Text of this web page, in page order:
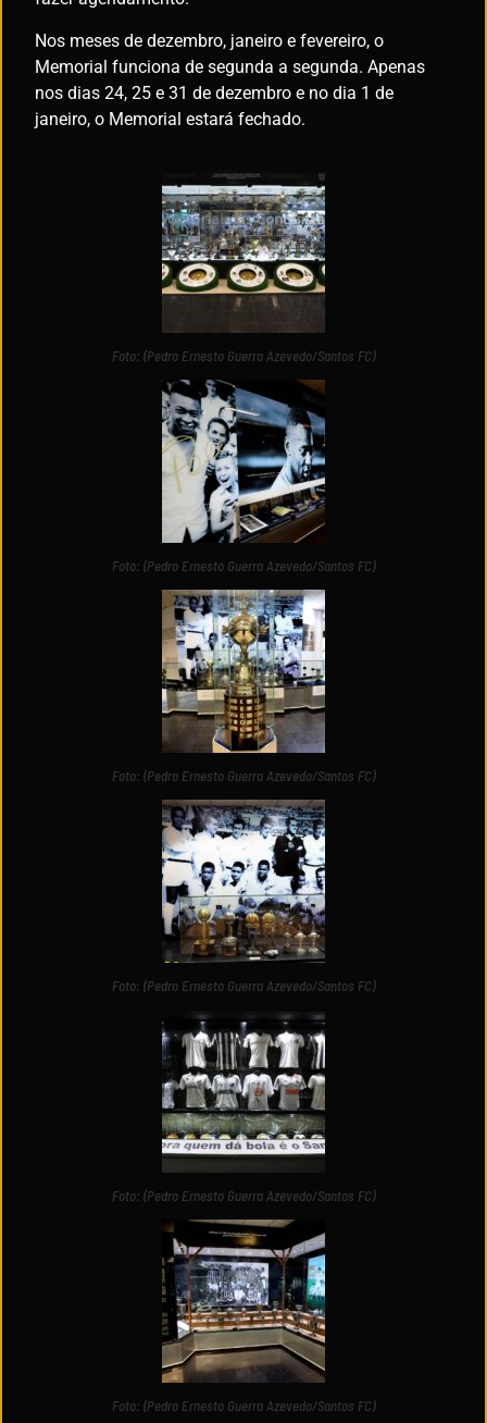
Nos meses de dezembro, janeiro e fevereiro, o
Memorial funciona de segunda a segunda. Apenas
nos dias 24, 25 e 31 de dezembro e no dia 1 de
janeiro, o Memorial estará fechado.
Foto: (Pedro Ernesto Guerra Azevedo/Santos FC)
Foto: (Pedro Ernesto Guerra Azevedo/Santos FC)
Foto: (Pedro Ernesto Guerra Azevedo/Santos FC)
Foto: (Pedro Ernesto Guerra Azevedo/Santos FC)
Foto: (Pedro Ernesto Guerra Azevedo/Santos FC)
Foto: (Pedro Ernesto Guerra Azevedo/Santos FC)